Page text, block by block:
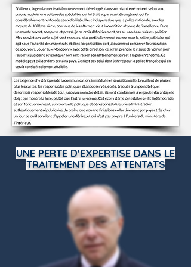
UNE PERTE D'EXPERTISE DANS LE
TRAITEMENT DES ATTENTATS